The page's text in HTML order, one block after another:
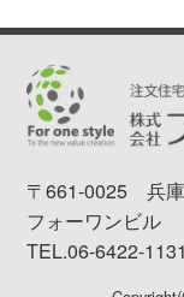
〒661-0025兵
フォーワンビル
TEL.06-6422-